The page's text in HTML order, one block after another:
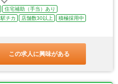
住宅補助（手当）あり
駅チカ 店舗数30以上
積極採用中
この求人に興味がある